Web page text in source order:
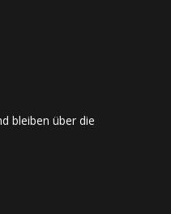
bleiben über die
=
'event':